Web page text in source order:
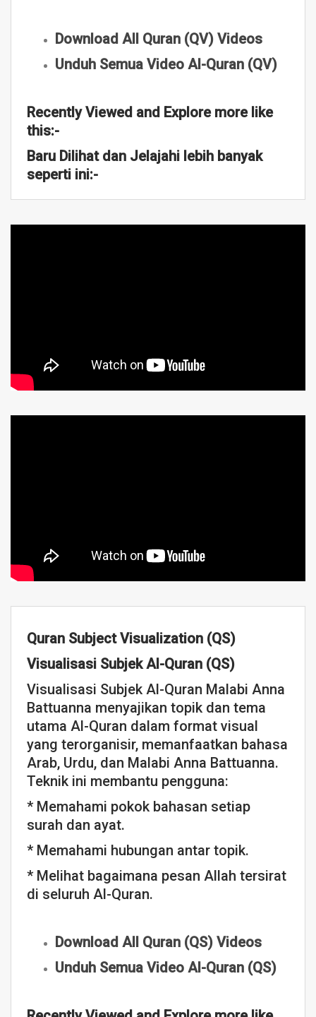
Download All Quran (QV) Videos
Unduh Semua Video Al-Quran (QV)
Recently Viewed and Explore more like
this:-
Baru Dilihat dan Jelajahi lebih banyak
seperti ini:-
Quran Subject Visualization (QS)
Visualisasi Subjek Al-Quran (QS)
Visualisasi Subjek Al-Quran Malabi Anna
Battuanna menyajikan topik dan tema
utama Al-Quran dalam format visual
yang terorganisir, memanfaatkan bahasa
Arab, Urdu, dan Malabi Anna Battuanna.
Teknik ini membantu pengguna:
* Memahami pokok bahasan setiap
surah dan ayat.
* Memahami hubungan antar topik.
* Melihat bagaimana pesan Allah tersirat
di seluruh Al-Quran.
Download All Quran (QS) Videos
Unduh Semua Video Al-Quran (QS)